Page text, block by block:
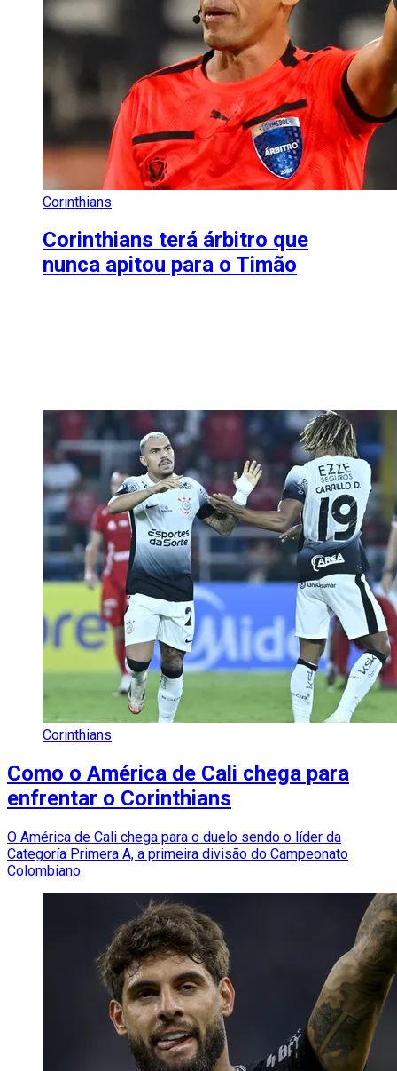
Corinthians
Corinthians terá árbitro que
nunca apitou para o Timão
Corinthians
Como o América de Cali chega para
enfrentar o Corinthians
O América de Cali chega para o duelo sendo o líder da
Categoría Primera A, a primeira divisão do Campeonato
Colombiano